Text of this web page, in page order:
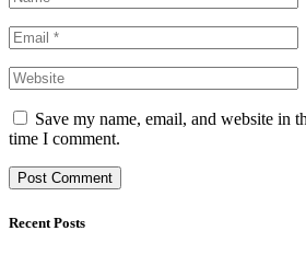
Save my name, email, and website in
time I comment.
Recent Posts